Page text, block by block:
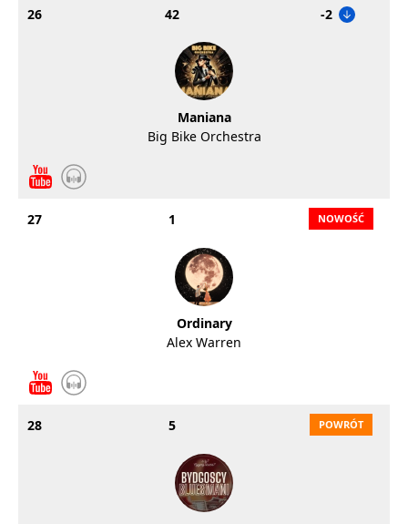
26 42 -2
Maniana
Big Bike Orchestra
27 1
Ordinary
Alex Warren
28 5